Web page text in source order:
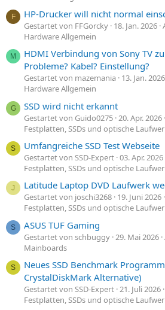
F HP-Drucker will nicht normal
Gestartet von FFGorcky 18. Jan. 2026
Hardware Allgemein
M
HDMI Verbindung von Sony TV
Probleme? Kabel? Einstellung?
Gestartet von mazemania 13. Jan. 2026
Hardware Allgemein
G SSD wird nicht erkannt
Gestartet von Guido0275 20. Apr. 2026
Festplatten, SSDs und optische
S Umfangreiche SSD Test Webseite
Gestartet von SSD-Expert 03. Apr. 2026
Festplatten, SSDs und optische
J Latitude Laptop DVD Laufwerk
Gestartet von joschi3268 19. Juni 2026
Festplatten, SSDs und optische
S ASUS TUF Gaming
Gestartet von schbuggy 29. Mai 2026
Mainboards
S
Neues SSD Benchmark
CrystalDiskMark Alternative)
Gestartet von SSD-Expert 21. Juli 2026
Festplatten, SSDs und optische